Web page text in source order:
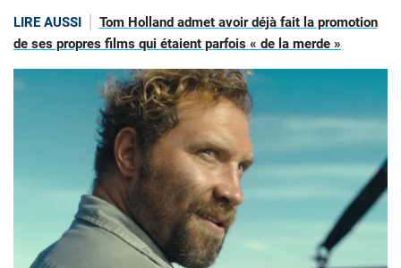
LIRE AUSSI
Tom Holland admet avoir déjà fait la promotion
de ses propres films qui étaient parfois « de la merde »